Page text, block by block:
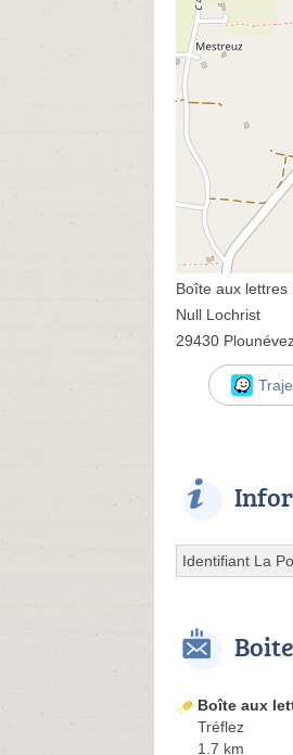
Boîte aux lettres
Null Lochrist
29430
Identifiant La
Boîte aux
Tréflez
1.7 km